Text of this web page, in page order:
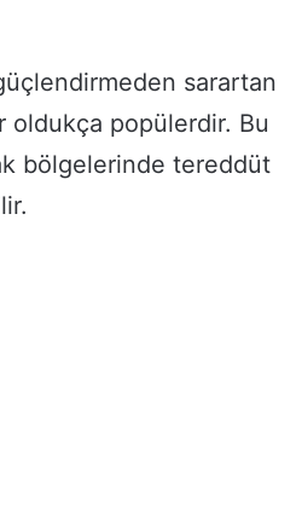
sarartan
oldukça popülerdir. Bu
bölgelerinde tereddüt